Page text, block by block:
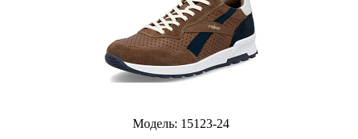
Модель: 15123-24